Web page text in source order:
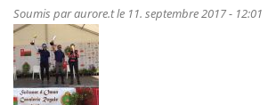
les
Soumis paraurore.tle 11. septembre 2017 - 12:01